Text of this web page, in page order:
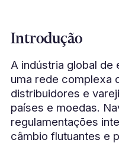
Introdução
A indústria global
uma rede complexa
distribuidores e
países e moedas.
regulamentações
câmbio flutuantes e